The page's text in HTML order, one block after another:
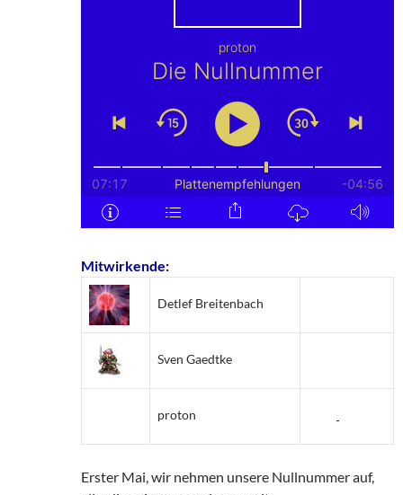
Mitwirkende:
Detlef Breitenbach
Sven Gaedtke
proton
Erster Mai, wir nehmen unsere Nullnummer auf,